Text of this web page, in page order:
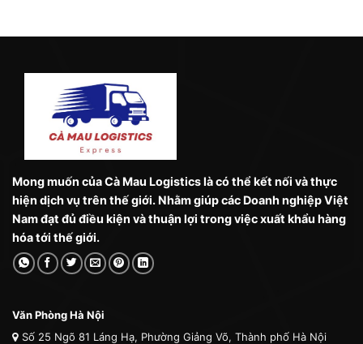
Mong muốn của Cà Mau Logistics là có thể kết nối và thực
hiện dịch vụ trên thế giới. Nhằm giúp các Doanh nghiệp Việt
Nam đạt đủ điều kiện và thuận lợi trong việc xuất khẩu hàng
hóa tới thế giới.
Văn Phòng Hà Nội
Số 25 Ngõ 81 Láng Hạ, Phường Giảng Võ, Thành phố Hà Nội